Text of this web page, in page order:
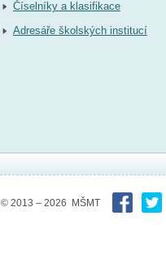
Číselníky a klasifikace
Adresáře školských institucí
© 2013 – 2026 MŠMT